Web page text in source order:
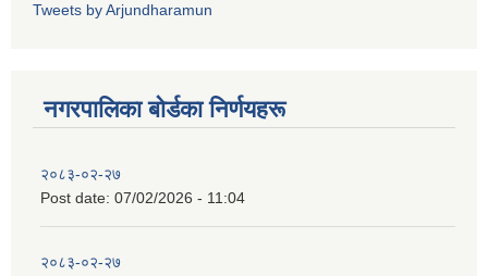
Tweets by Arjundharamun
नगरपालिका बाेर्डका निर्णयहरू
२०८३-०२-२७
Post date: 07/02/2026 - 11:04
२०८३-०२-२७